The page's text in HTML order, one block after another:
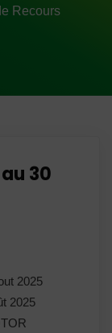
Recours
30
2025
2025